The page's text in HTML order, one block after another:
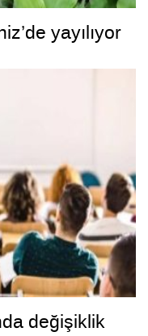
yayılıyor
değişiklik